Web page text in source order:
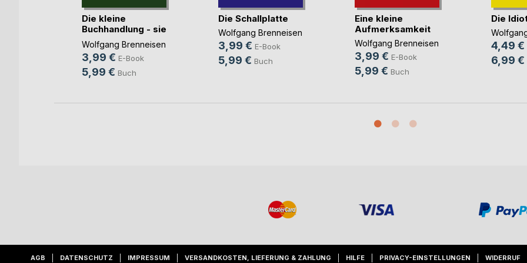
Die kleine
Buchhandlung - sie
lebe(...)
Wolfgang Brenneisen
3,99 € E-Book
5,99 € Buch
Die Schallplatte
Wolfgang Brenneisen
3,99 € E-Book
5,99 € Buch
Eine kleine
Aufmerksamkeit
Wolfgang Brenneisen
3,99 € E-Book
5,99 € Buch
Die
4,49 €
6,99 €
AGB DATENSCHUTZ IMPRESSUM VERSANDKOSTEN, LIEFERUNG & ZAHLUNG HILFE PRIVACY-EINSTELLUNGEN WIDERRUF